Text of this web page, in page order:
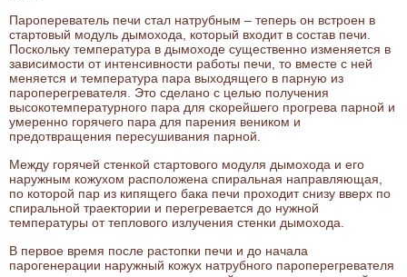
Паропереватель печи стал натрубным – теперь он встроен в
стартовый модуль дымохода, который входит в состав печи.
Поскольку температура в дымоходе существенно изменяется в
зависимости от интенсивности работы печи, то вместе с ней
меняется и температура пара выходящего в парную из
пароперегревателя. Это сделано с целью получения
высокотемпературного пара для скорейшего прогрева парной и
умеренно горячего пара для парения веником и
предотвращения пересушивания парной.
Между горячей стенкой стартового модуля дымохода и его
наружным кожухом расположена спиральная направляющая,
по которой пар из кипящего бака печи проходит снизу вверх по
спиральной траектории и перегревается до нужной
температуры от теплового излучения стенки дымохода.
В первое время после растопки печи и до начала
парогенерации наружный кожух натрубного пароперегревателя